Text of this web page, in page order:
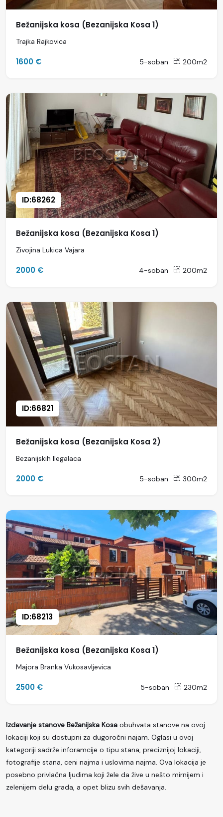
Bežanijska kosa (Bezanijska Kosa 1)
Trajka Rajkovica
1600 € 5-soban 200m2
ID:68262
Bežanijska kosa (Bezanijska Kosa 1)
Zivojina Lukica Vajara
2000 € 4-soban 200m2
ID:66821
Bežanijska kosa (Bezanijska Kosa 2)
Bezanijskih Ilegalaca
2000 € 5-soban 300m2
ID:68213
Bežanijska kosa (Bezanijska Kosa 1)
Majora Branka Vukosavljevica
2500 € 5-soban 230m2
Izdavanje stanove Bežanijska Kosa obuhvata stanove na ovoj
lokaciji koji su dostupni za dugoročni najam. Oglasi u ovoj
kategoriji sadrže inforamcije o tipu stana, preciznijoj lokaciji,
fotografije stana, ceni najma i uslovima najma. Ova lokacija je
posebno privlačna ljudima koji žele da žive u nešto mirnijem i
zelenijem delu grada, a opet blizu svih dešavanja.